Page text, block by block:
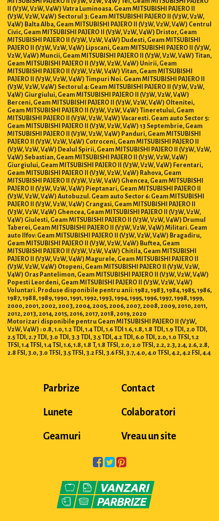
II (V3W, V2W, V4W) Vatra Luminoasa. Geam MITSUBISHI PAJERO II
(V3W, V2W, V4W) Sectorul 3: Geam MITSUBISHI PAJERO II (V3W, V2W,
V4W) Balta Alba, Geam MITSUBISHI PAJERO II (V3W, V2W, V4W) Centrul
Civic, Geam MITSUBISHI PAJERO II (V3W, V2W, V4W) Dristor, Geam
MITSUBISHI PAJERO II (V3W, V2W, V4W) Dudesti, Geam MITSUBISHI
PAJERO II (V3W, V2W, V4W) Lipscani, Geam MITSUBISHI PAJERO II (V3W,
V2W, V4W) Muncii, Geam MITSUBISHI PAJERO II (V3W, V2W, V4W) Titan,
Geam MITSUBISHI PAJERO II (V3W, V2W, V4W) Unirii, Geam
MITSUBISHI PAJERO II (V3W, V2W, V4W) Vitan, Geam MITSUBISHI
PAJERO II (V3W, V2W, V4W) Timpuri Noi. Geam MITSUBISHI PAJERO II
(V3W, V2W, V4W) Sectorul 4: Geam MITSUBISHI PAJERO II (V3W, V2W,
V4W) Giurgiului, Geam MITSUBISHI PAJERO II (V3W, V2W, V4W)
Berceni, Geam MITSUBISHI PAJERO II (V3W, V2W, V4W) Oltenitei,
Geam MITSUBISHI PAJERO II (V3W, V2W, V4W) Tineretului, Geam
MITSUBISHI PAJERO II (V3W, V2W, V4W) Vacaresti. Geam auto Sector 5:
Geam MITSUBISHI PAJERO II (V3W, V2W, V4W) 13 Septembrie, Geam
MITSUBISHI PAJERO II (V3W, V2W, V4W) Panduri, Geam MITSUBISHI
PAJERO II (V3W, V2W, V4W) Cotroceni, Geam MITSUBISHI PAJERO II
(V3W, V2W, V4W) Dealul Spirii, Geam MITSUBISHI PAJERO II (V3W, V2W,
V4W) Sebastian, Geam MITSUBISHI PAJERO II (V3W, V2W, V4W)
Giurgiului, Geam MITSUBISHI PAJERO II (V3W, V2W, V4W) Ferentari,
Geam MITSUBISHI PAJERO II (V3W, V2W, V4W) Rahova, Geam
MITSUBISHI PAJERO II (V3W, V2W, V4W) Ghencea, Geam MITSUBISHI
PAJERO II (V3W, V2W, V4W) Pieptanari, Geam MITSUBISHI PAJERO II
(V3W, V2W, V4W) Autobuzul. Geam auto Sector 6: Geam MITSUBISHI
PAJERO II (V3W, V2W, V4W) Crangasi, Geam MITSUBISHI PAJERO II
(V3W, V2W, V4W) Ghencea, Geam MITSUBISHI PAJERO II (V3W, V2W,
V4W) Giulesti, Geam MITSUBISHI PAJERO II (V3W, V2W, V4W) Drumul
Taberei, Geam MITSUBISHI PAJERO II (V3W, V2W, V4W) Militari. Geam
auto Ilfov: Geam MITSUBISHI PAJERO II (V3W, V2W, V4W) Bragadiru,
Geam MITSUBISHI PAJERO II (V3W, V2W, V4W) Buftea, Geam
MITSUBISHI PAJERO II (V3W, V2W, V4W) Chitila, Geam MITSUBISHI
PAJERO II (V3W, V2W, V4W) Magurele, Geam MITSUBISHI PAJERO II
(V3W, V2W, V4W) Otopeni, Geam MITSUBISHI PAJERO II (V3W, V2W,
V4W) Oras Pantelimon, Geam MITSUBISHI PAJERO II (V3W, V2W, V4W)
Popesti Leordeni, Geam MITSUBISHI PAJERO II (V3W, V2W, V4W)
Voluntari. Produse disponibile pentru anii: 1982, 1983, 1984, 1985, 1986,
1987, 1988, 1989, 1990, 1991, 1992, 1993, 1994, 1995, 1996, 1997, 1998, 1999,
2000, 2001, 2002, 2003, 2004, 2005, 2006, 2007, 2008, 2009, 2010, 2011,
2012, 2013, 2014, 2015, 2016, 2017, 2018, 2019, 2020
Motorizari disponibile pentru Geam MITSUBISHI PAJERO II (V3W,
V2W, V4W) : 0.8, 1.0, 1.2 TDI, 1.4 TDI, 1.6 TDI 1.6, 1.8, 1.8 TDI, 1.9 TDI, 2.0 TDI,
2.5 TDI, 2.7 TDI, 3.0 TDI, 3.3 TDI, 3.5 TDI, 4.2 TDI, 6.0 TDI, 2.0, 1.0 TFSI, 1.2
TFSI, 1.4 TFSI, 1.4 TSI, 1.6, 1.8, 1.8 T, 1.8 TFSI, 2.0, 2.0 TFSI, 2.2, 2.3, 2.4, 2.6, 2.8,
2.8 FSI, 3.0, 3.0 TFSI, 3.5 TFSI, 3.2 FSI, 3.6 FSI, 3.7, 4.0, 4.0 TFSI, 4.2, 4.2 FSI, 4.4
Parbrize
Lunete
Geamuri
Contact
Colaboratori
Vreau un site